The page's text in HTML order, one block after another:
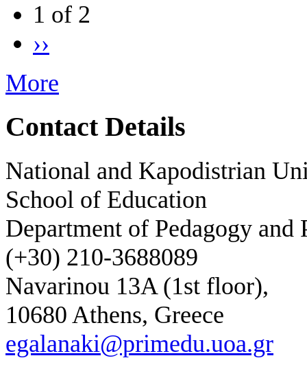
1 of 2
››
More
Contact Details
National and Kapodistrian
School of Education
Department of Pedagogy and
(+30) 210-3688089
Navarinou 13A (1st floor),
10680 Athens, Greece
egalanaki@primedu.uoa.gr